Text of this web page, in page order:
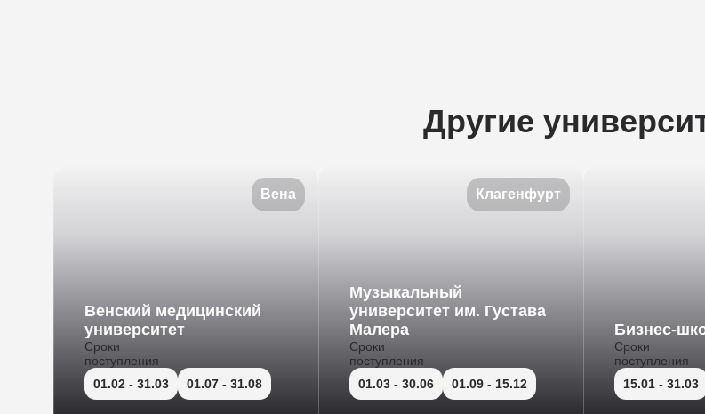
Другие
Вена
Венский медицинский
университет
Сроки
поступления
01.02- 31.03 01.07- 31.08
Клагенфурт
Музыкальный
университет им. Густава
Малера
Сроки
поступления
01.03- 30.06 01.09- 15.12
Бизнес-
Сроки
поступления
15.01 - 31.03